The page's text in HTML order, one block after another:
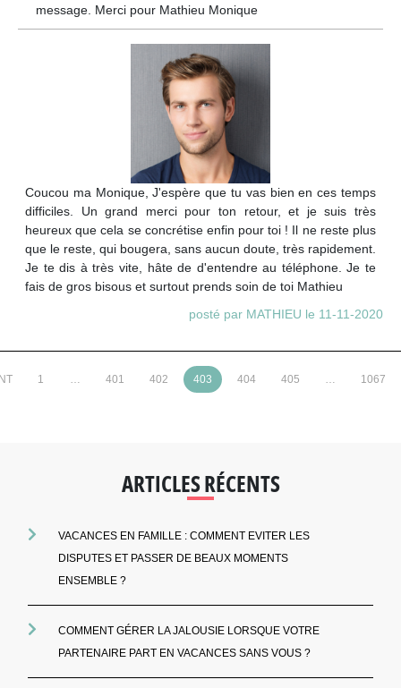
message. Merci pour Mathieu Monique
Coucou ma Monique, J'espère que tu vas bien en ces temps
difficiles. Un grand merci pour ton retour, et je suis très
heureux que cela se concrétise enfin pour toi ! Il ne reste plus
que le reste, qui bougera, sans aucun doute, très rapidement.
Je te dis à très vite, hâte de d'entendre au téléphone. Je te
fais de gros bisous et surtout prends soin de toi Mathieu
posté par MATHIEU le 11-11-2020
1 … 401 402 403 404 405 … 1067
ARTICLES RÉCENTS
VACANCES EN FAMILLE : COMMENT EVITER LES
DISPUTES ET PASSER DE BEAUX MOMENTS
ENSEMBLE ?
COMMENT GÉRER LA JALOUSIE LORSQUE VOTRE
PARTENAIRE PART EN VACANCES SANS VOUS ?